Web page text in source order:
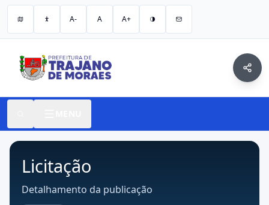
A- A A+
Licitação
Detalhamento da publicação